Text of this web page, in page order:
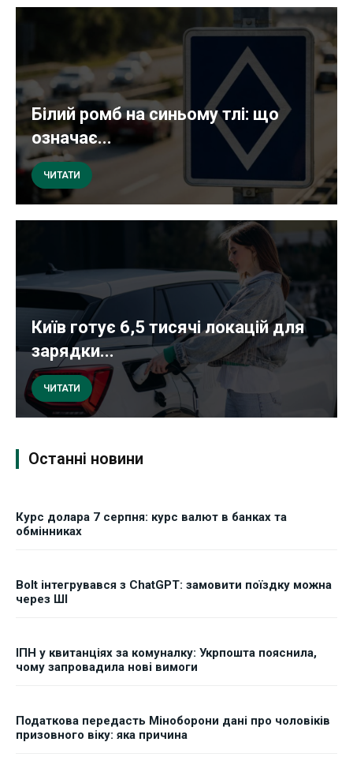
Білий ромб на синьому тлі: що
означає...
ЧИТАТИ
Київ готує 6,5 тисячі локацій для
зарядки...
ЧИТАТИ
Останні новини
Курс долара 7 серпня: курс валют в банках та
обмінниках
Bolt інтегрувався з ChatGPT: замовити поїздку можна
через ШІ
ІПН у квитанціях за комуналку: Укрпошта пояснила,
чому запровадила нові вимоги
Податкова передасть Міноборони дані про чоловіків
призовного віку: яка причина